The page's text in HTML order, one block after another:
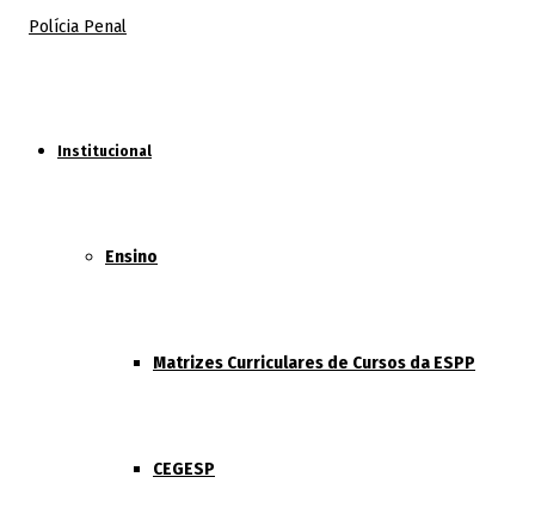
Institucional
Ensino
Matrizes Curriculares de Cursos da ESPP
CEGESP